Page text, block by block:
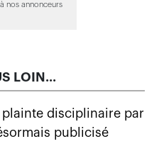
nos annonceurs
LOIN...
plainte disciplinaire par
publicisé